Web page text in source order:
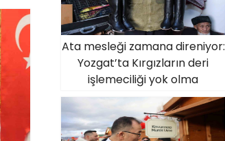
Ata mesleği zamana direniyor:
Yozgat’ta Kırgızların deri
işlemeciliği yok olma
tehlikesiyle karşı karşıya